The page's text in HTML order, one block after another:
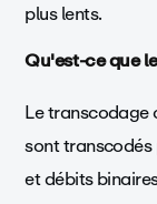
plus lents.
Qu'est-ce que
Le transcodage
sont
et débits